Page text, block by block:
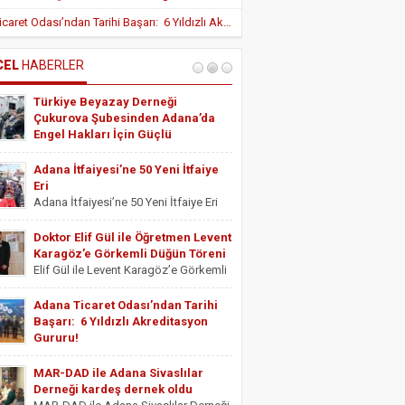
Teşvik Düzenlemesi ile Adana’da
Uygulanan Vergisel Avantajlar
HASTALIKLARI UZMANI DR. YUSUF
BİR BUZDAĞI
ASİYE UYANIK
Ayak Bakımı
Adana Ticaret Odası’ndan Tarihi Başarı: 6 Yıldızlı Akreditasyon Gururu!
HABERLER
Türkiye Beyazay Derneği
Çukurova Şubesinden Adana’da
Engel Hakları İçin Güçlü
Farkındalık Konferansı
Türkiye Beyazay Derneği Çukurova
Şubesinden Adana’da Engel Hakları
İçin Güçlü Farkındalık Konferansı
Şubesi tarafından düzenlenen
“Engellinin Engelli Haklarının Farkında
mıyız? Hak Bilinci, Erişilebilirlik ve
Toplumsal Farkındalık...
Adana İtfaiyesi’ne 50 Yeni İtfaiye
Eri
Adana İtfaiyesi’ne 50 Yeni İtfaiye Eri
Adana Büyükşehir Belediyesi İtfaiye
Daire Başkanlığı bünyesinde göreve
başlayacak 50 yeni itfaiye eri için
yemin töreni düzenlendi. Törene
Vekili...
Doktor Elif Gül ile Öğretmen Levent
Karagöz’e Görkemli Düğün Töreni
Elif Gül ile Levent Karagöz’e Görkemli
Düğün Töreni Serbest Muhasebeci
Mali Müşavir ve Adana Serbest
Muhasebeci Mali Müşavirler Odası
Saymanı Yurdagül Gül ile iş ve mali
tanıdığı...
Adana Ticaret Odası’ndan Tarihi
Başarı: 6 Yıldızlı Akreditasyon
Gururu!
Adana Ticaret Odası’ndan Tarihi
Başarı: 6 Yıldızlı Akreditasyon Gururu!
‎ADANA Ticaret Odası (ATO), üyelerine
MAR-DAD ile Adana Sivaslılar
Derneği kardeş dernek oldu